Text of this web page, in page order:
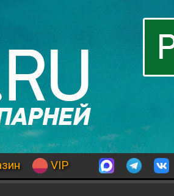
VIP